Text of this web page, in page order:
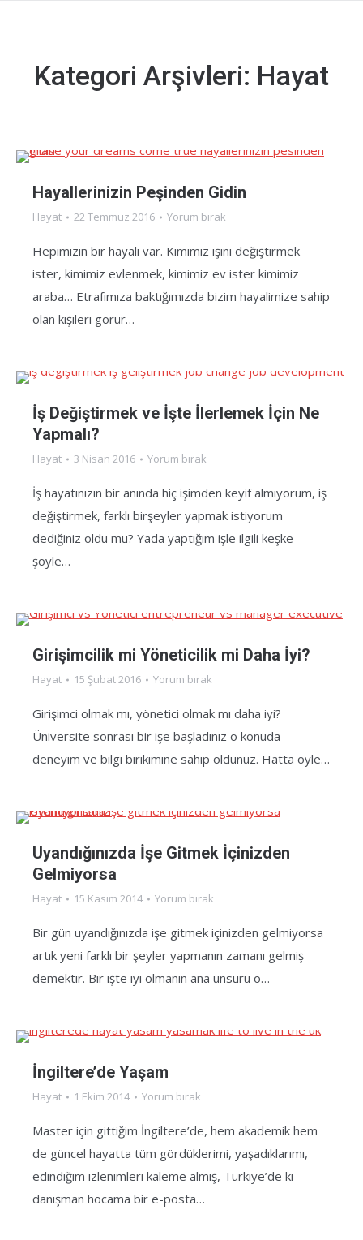
Kategori Arşivleri: Hayat
Hayallerinizin Peşinden Gidin
Hayat 22 Temmuz 2016 Yorum bırak
Hepimizin bir hayali var. Kimimiz işini değiştirmek
ister, kimimiz evlenmek, kimimiz ev ister kimimiz
araba… Etrafımıza baktığımızda bizim hayalimize sahip
olan kişileri görür…
İş Değiştirmek ve İşte İlerlemek İçin Ne
Yapmalı?
Hayat 3 Nisan 2016 Yorum bırak
İş hayatınızın bir anında hiç işimden keyif almıyorum, iş
değiştirmek, farklı birşeyler yapmak istiyorum
dediğiniz oldu mu? Yada yaptığım işle ilgili keşke
şöyle…
Girişimcilik mi Yöneticilik mi Daha İyi?
Hayat 15 Şubat 2016 Yorum bırak
Girişimci olmak mı, yönetici olmak mı daha iyi?
Üniversite sonrası bir işe başladınız o konuda
deneyim ve bilgi birikimine sahip oldunuz. Hatta öyle…
Uyandığınızda İşe Gitmek İçinizden
Gelmiyorsa
Hayat 15 Kasım 2014 Yorum bırak
Bir gün uyandığınızda işe gitmek içinizden gelmiyorsa
artık yeni farklı bir şeyler yapmanın zamanı gelmiş
demektir. Bir işte iyi olmanın ana unsuru o…
İngiltere’de Yaşam
Hayat 1 Ekim 2014 Yorum bırak
Master için gittiğim İngiltere’de, hem akademik hem
de güncel hayatta tüm gördüklerimi, yaşadıklarımı,
edindiğim izlenimleri kaleme almış, Türkiye’de ki
danışman hocama bir e-posta…